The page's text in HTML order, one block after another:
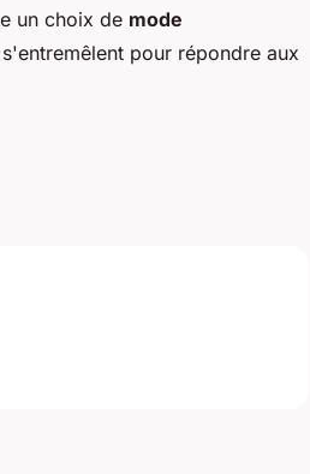
un choix de mode
s'entremêlent pour répondre aux